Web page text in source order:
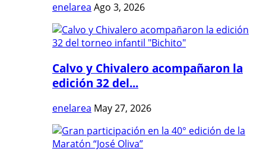
enelarea Ago 3, 2026
Calvo y Chivalero acompañaron la
edición 32 del...
enelarea May 27, 2026